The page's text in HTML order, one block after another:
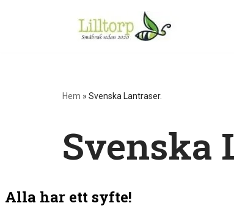
Hem » Svenska Lantraser.
Svenska
Alla har ett syfte!